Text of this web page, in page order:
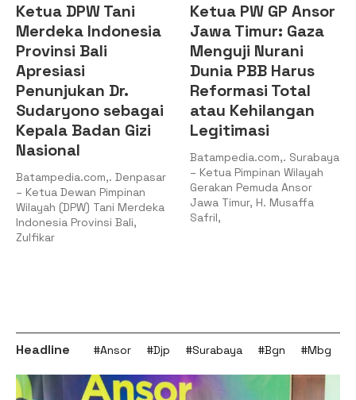
Ketua DPW Tani
Merdeka Indonesia
Provinsi Bali
Apresiasi
Penunjukan Dr.
Sudaryono sebagai
Kepala Badan Gizi
Nasional
Batampedia.com,. Denpasar
– Ketua Dewan Pimpinan
Wilayah (DPW) Tani Merdeka
Indonesia Provinsi Bali,
Zulfikar
Ketua PW GP Ansor
Jawa Timur: Gaza
Menguji Nurani
Dunia PBB Harus
Reformasi Total
atau Kehilangan
Legitimasi
Batampedia.com,. Surabaya
– Ketua Pimpinan Wilayah
Gerakan Pemuda Ansor
Jawa Timur, H. Musaffa
Safril,
Headline #Ansor #Djp #Surabaya #Bgn #Mbg